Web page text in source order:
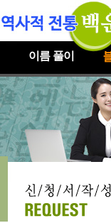
이름 풀이